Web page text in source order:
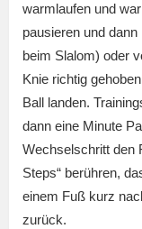
warmlaufen und
pausieren und
beim Slalom) oder
Knie richtig
Ball landen.
dann eine Minute
Wechselschritt den
Steps“ berühren,
einem Fuß kurz
zurück.